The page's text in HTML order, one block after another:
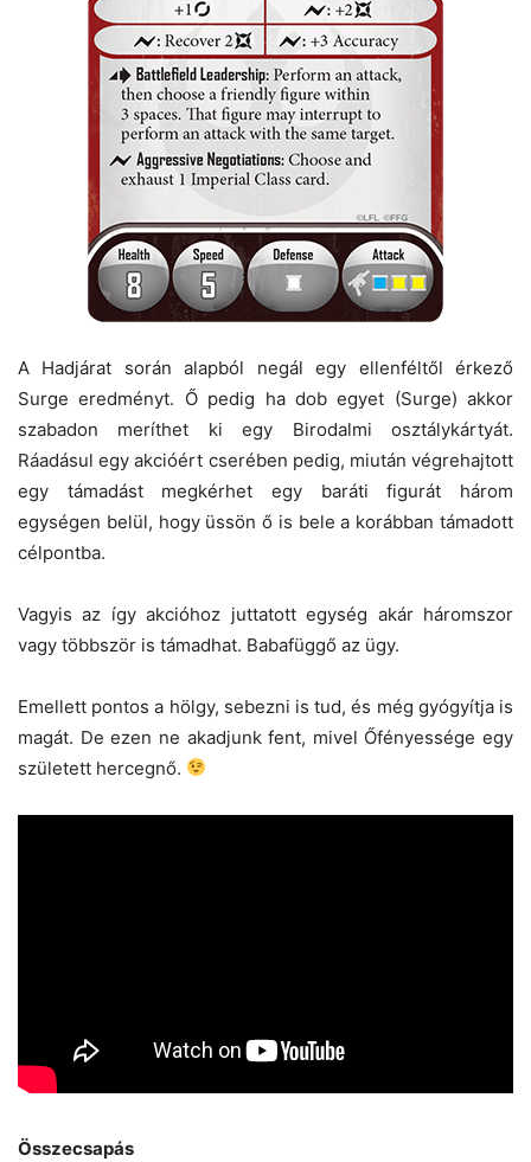
A Hadjárat során alapból negál egy ellenféltől érkező
Surge eredményt. Ő pedig ha dob egyet (Surge) akkor
szabadon meríthet ki egy Birodalmi osztálykártyát.
Ráadásul egy akcióért cserében pedig, miután végrehajtott
egy támadást megkérhet egy baráti figurát három
egységen belül, hogy üssön ő is bele a korábban támadott
célpontba.
Vagyis az így akcióhoz juttatott egység akár háromszor
vagy többször is támadhat. Babafüggő az ügy.
Emellett pontos a hölgy, sebezni is tud, és még gyógyítja is
magát. De ezen ne akadjunk fent, mivel Őfényessége egy
született hercegnő.
Összecsapás